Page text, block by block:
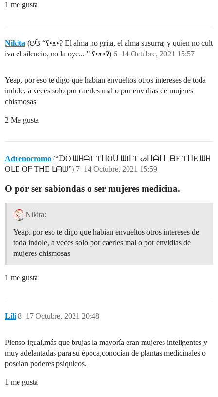
1 me gusta
Nikita (ઇ‍ઉ “ʕ•ᴥ•ʔ El alma no grita, el alma susurra; y quien no cult
iva el silencio, no la oye... " ʕ•ᴥ•ʔ)
14 Octubre, 2021 15:57
6
Yeap, por eso te digo que habian envueltos otros intereses de toda
indole, a veces solo por caerles mal o por envidias de mujeres
chismosas
2 Me gusta
Adrenocromo (“ᗪO ᗯᕼᗩT TᕼOᑌ ᗯIᒪT ᔕᕼᗩᒪᒪ ᗷE TᕼE ᗯᕼ
OᒪE Oᖴ TᕼE ᒪᗩᗯ”)
14 Octubre, 2021 15:59
7
O por ser sabiondas o ser mujeres medicina.
Nikita:
Yeap, por eso te digo que habian envueltos otros intereses de
toda indole, a veces solo por caerles mal o por envidias de
mujeres chismosas
1 me gusta
Lili 17 Octubre, 2021 20:48
8
Pienso igual,más que brujas la mayoría eran mujeres inteligentes y
muy adelantadas para su época,conocían de plantas medicinales o
poseían poderes psiquicos.
1 me gusta